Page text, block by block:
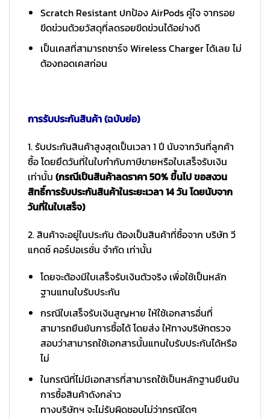
Scratch Resistant ปกป้อง AirPods คู่ใจ จากรอย
ขีดข่วนด้วยวัสดุที่ลดรอยขีดข่วนได้อย่างดี
เป็นเคสที่สามารถชาร์จ Wireless Charger ได้เลย ไม่
ต้องถอดเคสก่อน
การรับประกันสินค้า (ฉบับย่อ)
1. รับประกันสินค้าสูงสุดเป็นเวลา 1 ปี นับจากวันที่ลูกค้า
ซื้อ โดยยึดวันที่ในใบกำกับภาษีขายหรือใบเสร็จรับเงิน
เท่านั้น (กรณีเป็นสินค้าลดราคา 50% ขึ้นไป ขอสงวน
สิทธิ์การรับประกันสินค้าในระยะเวลา 14 วัน โดยนับจาก
วันที่ในใบเสร็จ)
2. สินค้าจะอยู่ในประกัน ต้องเป็นสินค้าที่ซื้อจาก บริษัท วี
แกดซ์ คอร์ปอเรชั่น จำกัด เท่านั้น
โดยจะต้องมีใบเสร็จรับเงินตัวจริง เพื่อใช้เป็นหลัก
ฐานแทนใบรับประกัน
กรณีใบเสร็จรับเงินสูญหาย ให้ใช้เอกสารอื่นที่
สามารถยืนยันการซื้อได้ โดยส่ง ให้ทางบริษัทตรวจ
สอบว่าสามารถใช้เอกสารนั้นแทนใบรับประกันได้หรือ
ไม่
ในกรณีที่ไม่มีเอกสารที่สามารถใช้เป็นหลักฐานยืนยัน
การซื้อสินค้าดังกล่าว
ทางบริษัทฯ จะไม่รับผิดชอบไม่ว่ากรณีใดๆ